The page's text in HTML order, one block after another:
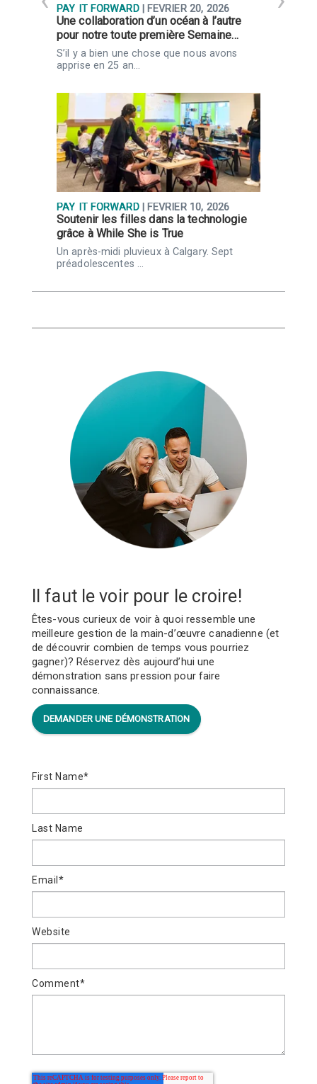
PAY IT FORWARD | FÉVRIER 20, 2026
Une collaboration d’un océan à l’autre
pour notre toute première Semaine…
S’il y a bien une chose que nous avons
apprise en 25 an…
PAY IT FORWARD | FÉVRIER 10, 2026
Soutenir les filles dans la technologie
grâce à While She is True
Un après-midi pluvieux à Calgary. Sept
préadolescentes …
Il faut le voir pour le croire!
Êtes-vous curieux de voir à quoi ressemble une
meilleure gestion de la main-d’œuvre canadienne (et
de découvrir combien de temps vous pourriez
gagner)? Réservez dès aujourd’hui une
démonstration sans pression pour faire
connaissance.
DEMANDER UNE DÉMONSTRATION
First Name*
Last Name
Email*
Website
Comment*